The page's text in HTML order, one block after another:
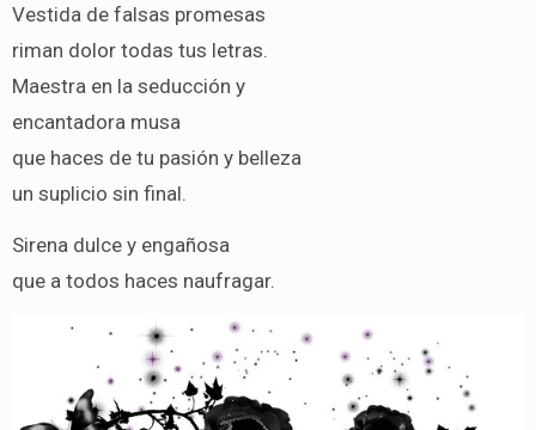
Vestida de falsas promesas
riman dolor todas tus letras.
Maestra en la seducción y
encantadora musa
que haces de tu pasión y belleza
un suplicio sin final.
Sirena dulce y engañosa
que a todos haces naufragar.